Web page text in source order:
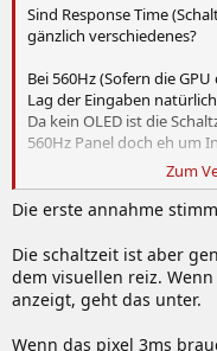
Sind Response Time
gänzlich verschiedenes?
Bei 560Hz (Sofern die
Lag der Eingaben
Da kein OLED ist die
560Hz Panel doch eh um
Korrigiert mich wenn ich
Zum
Die erste annahme
Die schaltzeit ist aber
dem visuellen reiz.
anzeigt, geht das unter.
Wenn das pixel 3ms